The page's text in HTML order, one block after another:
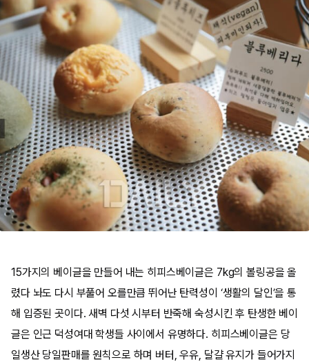
15가지의 베이글을 만들어 내는 히피스베이글은 7kg의 볼링공을 올
렸다 놔도 다시 부풀어 오를만큼 뛰어난 탄력성이 ‘생활의 달인’을 통
해 입증된 곳이다. 새벽 다섯 시부터 반죽해 숙성시킨 후 탄생한 베이
글은 인근 덕성여대 학생들 사이에서 유명하다. 히피스베이글은 당
일생산 당일판매를 원칙으로 하며 버터, 우유, 달걀 유지가 들어가지